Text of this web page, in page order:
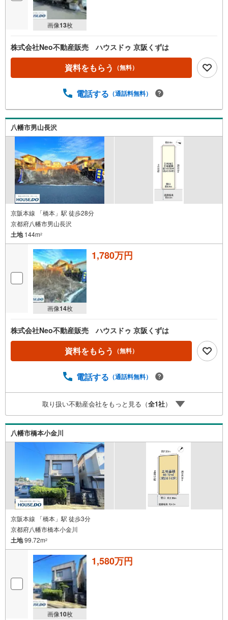
画像13枚
株式会社Neo不動産販売 ハウスドゥ 京阪くずは
資料をもらう （無料）
電話する （通話料無料）
八幡市男山長沢
京阪本線 「橋本」駅 徒歩28分
京都府八幡市男山長沢
土地144m2
画像14枚
1,780万円
株式会社Neo不動産販売 ハウスドゥ 京阪くずは
資料をもらう （無料）
電話する （通話料無料）
取り扱い不動産会社をもっと見る（全1社）
八幡市橋本小金川
京阪本線 「橋本」駅 徒歩3分
京都府八幡市橋本小金川
土地99.72m2
画像10枚
1,580万円